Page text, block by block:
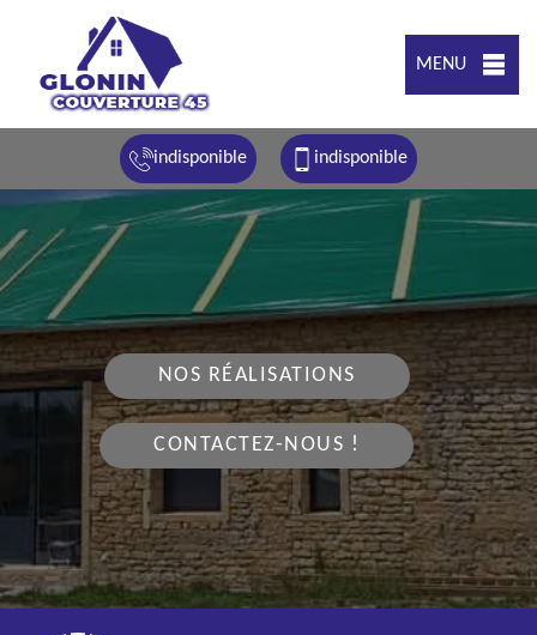
MENU
indisponible indisponible
NOS RÉALISATIONS
CONTACTEZ-NOUS !